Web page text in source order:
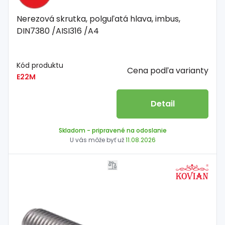
Nerezová skrutka, polguľatá hlava, imbus,
DIN7380 /AISI316 /A4
Kód produktu
E22M
Cena podľa varianty
Detail
Skladom - pripravené na odoslanie
U vás môže byť už11.08.2026